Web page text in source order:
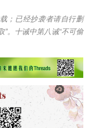
；已经抄袭者请自行删
”。十诫中第八诫“不可偷